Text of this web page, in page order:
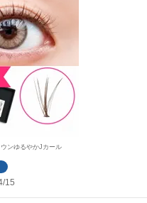
ンゆるやかJカール
15